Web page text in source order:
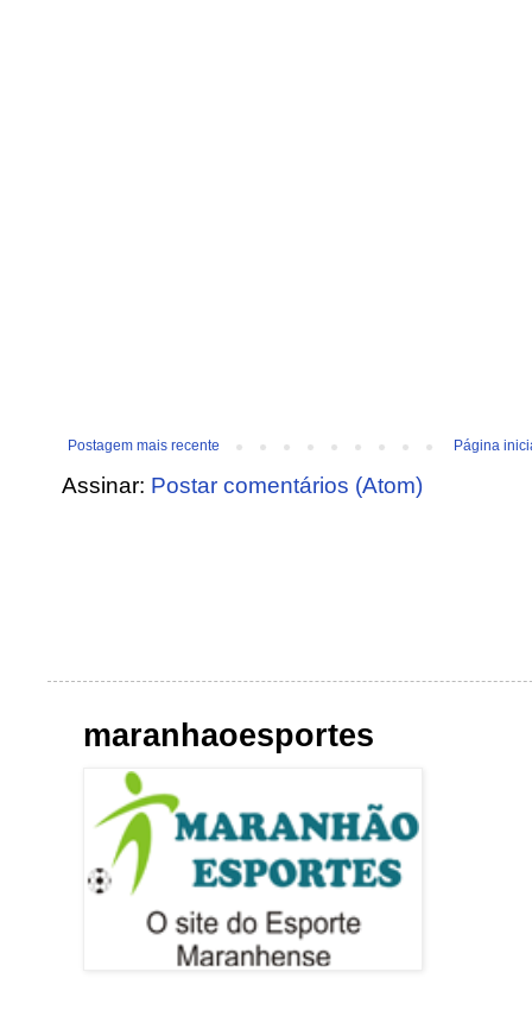
Postagem mais recente Página
Assinar: Postar comentários (Atom)
maranhaoesportes